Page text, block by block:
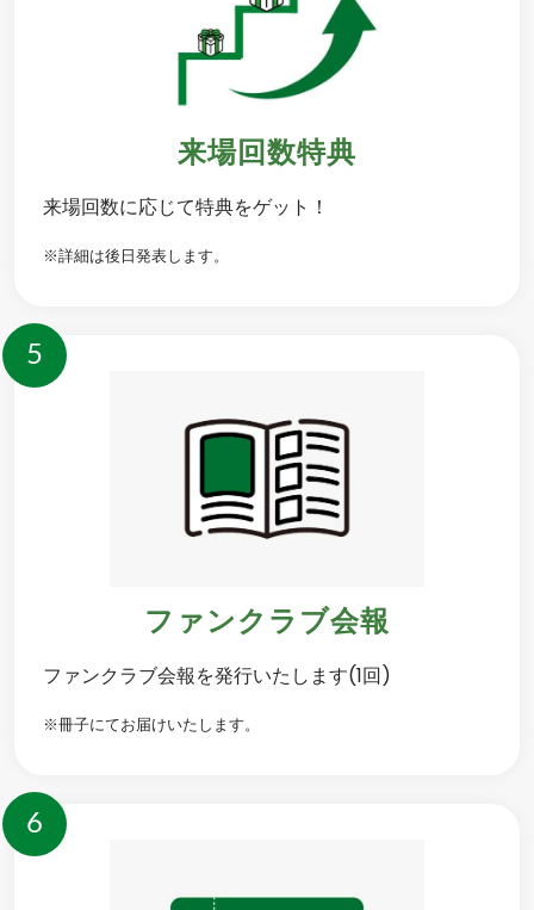
来場回数特典
来場回数に応じて特典をゲット！
※詳細は後日発表します。
5
ファンクラブ会報
ファンクラブ会報を発行いたします(1回)
※冊子にてお届けいたします。
6